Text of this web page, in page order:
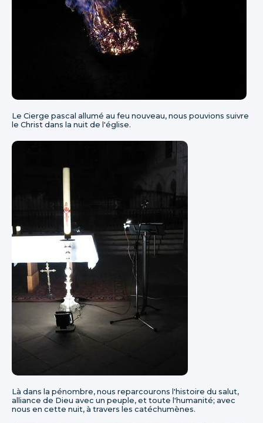
Le Cierge pascal allumé au feu nouveau, nous pouvions suivre
le Christ dans la nuit de l'église.
Là dans la pénombre, nous reparcourons l'histoire du salut,
alliance de Dieu avec un peuple, et toute l'humanité; avec
nous en cette nuit, à travers les catéchumènes.